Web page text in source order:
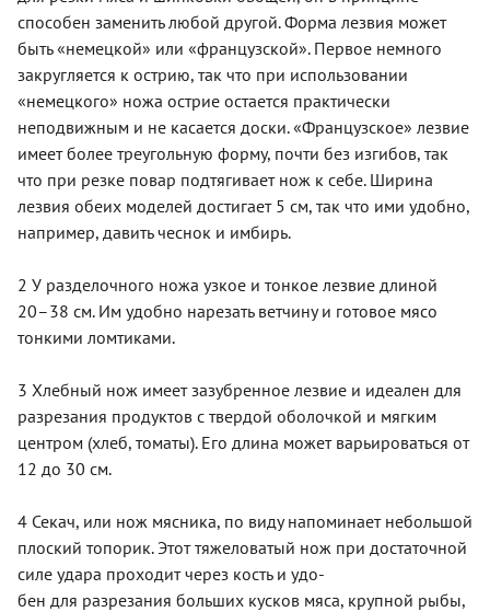
способен заменить любой другой. Форма лезвия может
быть «немецкой» или «французской». Первое немного
закругляется к острию, так что при использовании
«немецкого» ножа острие остается практически
неподвижным и не касается доски. «Французское» лезвие
имеет более треугольную форму, почти без изгибов, так
что при резке повар подтягивает нож к себе. Ширина
лезвия обеих моделей достигает 5 см, так что ими удобно,
например, давить чеснок и имбирь.
2 У разделочного ножа узкое и тонкое лезвие длиной
20–38 см. Им удобно нарезать ветчину и готовое мясо
тонкими ломтиками.
3 Хлебный нож имеет зазубренное лезвие и идеален для
разрезания продуктов с твердой оболочкой и мягким
центром (хлеб, томаты). Его длина может варьироваться от
12 до 30 см.
4 Секач, или нож мясника, по виду напоминает небольшой
плоский топорик. Этот тяжеловатый нож при достаточной
силе удара проходит через кость и удо-
бен для разрезания больших кусков мяса, крупной рыбы,